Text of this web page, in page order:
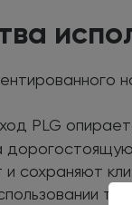
PLG
сохраняют